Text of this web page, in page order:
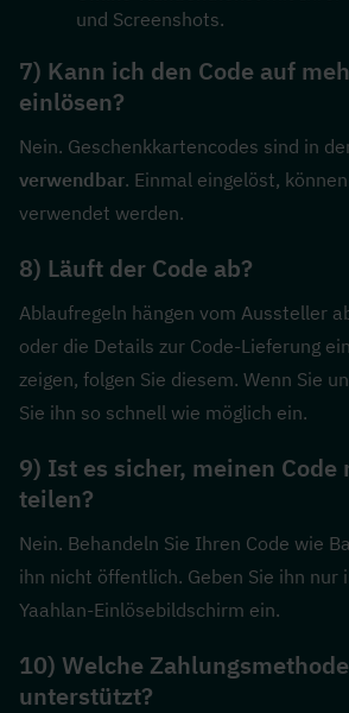
und Screenshots.
7) Kann ich den Code auf
einlösen?
Nein. Geschenkkartencodes sind in
verwendbar. Einmal eingelöst,
verwendet werden.
8) Läuft der Code ab?
Ablaufregeln hängen vom Aussteller
oder die Details zur Code-Lieferung
zeigen, folgen Sie diesem. Wenn Sie
Sie ihn so schnell wie möglich ein.
9) Ist es sicher, meinen Code
teilen?
Nein. Behandeln Sie Ihren Code wie
ihn nicht öffentlich. Geben Sie ihn nur
Yaahlan-Einlösebildschirm ein.
10) Welche
unterstützt?